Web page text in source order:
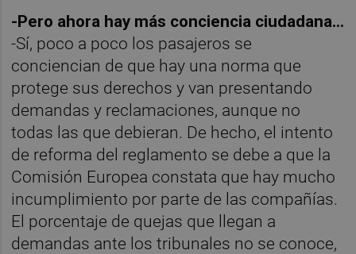
-Pero ahora hay más conciencia ciudadana...
-Sí, poco a poco los pasajeros se
conciencian de que hay una norma que
protege sus derechos y van presentando
demandas y reclamaciones, aunque no
todas las que debieran. De hecho, el intento
de reforma del reglamento se debe a que la
Comisión Europea constata que hay mucho
incumplimiento por parte de las compañías.
El porcentaje de quejas que llegan a
demandas ante los tribunales no se conoce,